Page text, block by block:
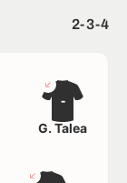
2-3-4
-
G. Talea